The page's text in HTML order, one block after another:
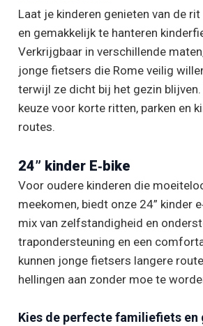
Laat je kinderen genieten van de
en gemakkelijk te hanteren
Verkrijgbaar in verschillende
jonge fietsers die Rome veilig
terwijl ze dicht bij het gezin blijven.
keuze voor korte ritten, parken en
routes.
24” kinder E‑bike
Voor oudere kinderen die
meekomen, biedt onze 24” kinder
mix van zelfstandigheid en
trapondersteuning en een
kunnen jonge fietsers langere
hellingen aan zonder moe te
Kies de perfecte familiefiets en